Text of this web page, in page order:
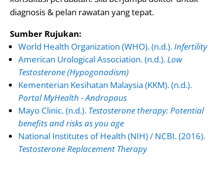
diagnosis & pelan rawatan yang tepat.
Sumber Rujukan:
World Health Organization (WHO). (n.d.).Infertility
American Urological Association. (n.d.).Low
Testosterone (Hypogonadism)
Kementerian Kesihatan Malaysia (KKM). (n.d.).
Portal MyHealth - Andropaus
Mayo Clinic. (n.d.). Testosterone therapy: Potential
benefits and risks as you age
National Institutes of Health (NIH) / NCBI. (2016).
Testosterone Replacement Therapy